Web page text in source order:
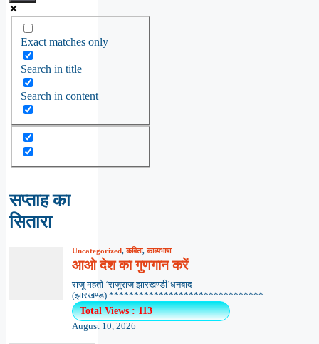
Exact matches only
Search in title
Search in content
सप्ताह का
सितारा